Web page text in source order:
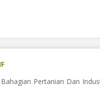
Pertanian Dan